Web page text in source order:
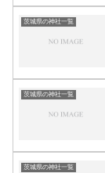
茨城県の神社一覧
茨城県の神社一覧
茨城県の神社一覧